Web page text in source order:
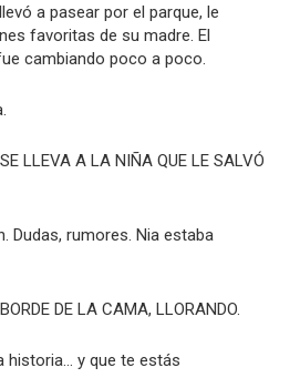
a pasear por el parque, le
favoritas de su madre. El
cambiando poco a poco.
LLEVA A LA NIÑA QUE LE SALVÓ
Dudas, rumores. Nia estaba
DE LA CAMA, LLORANDO.
historia… y que te estás